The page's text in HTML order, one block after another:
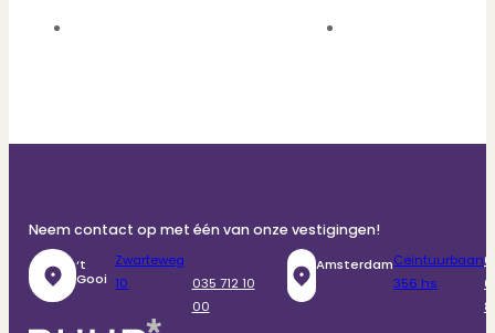
Neem contact op met één van onze vestigingen!
‘t
Gooi
Zwarteweg
10
035 712 10
00
AmsterdamCeintuurbaan
356 hs